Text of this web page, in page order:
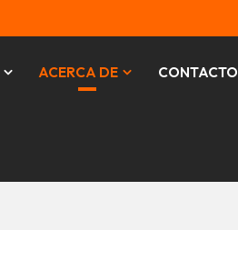
ACERCA DE CONTACTO